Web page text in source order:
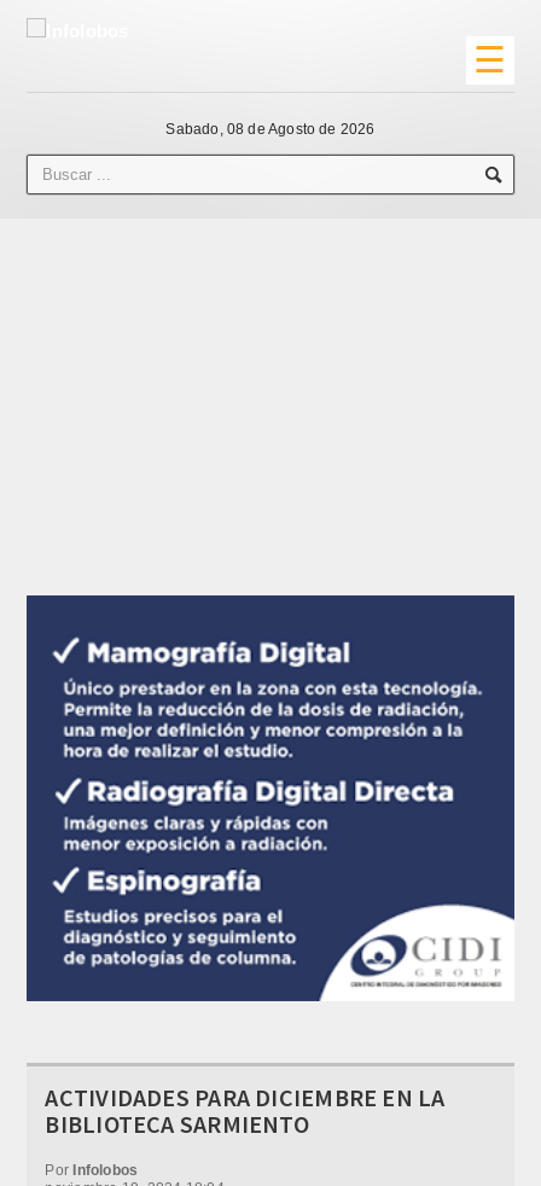
☰
Sabado, 08 de Agosto de 2026
ACTIVIDADES PARA DICIEMBRE EN LA
BIBLIOTECA SARMIENTO
Por Infolobos